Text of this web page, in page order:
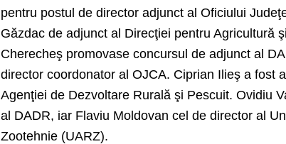
pentru postul de director adjunct al Oficiului
Găzdac de adjunct al Direcţiei pentru Agricultură
Cherecheş promovase concursul de adjunct al
director coordonator al OJCA. Ciprian Ilieş a fost
Agenţiei de Dezvoltare Rurală şi Pescuit. Ovidiu
al DADR, iar Flaviu Moldovan cel de director al
Zootehnie (UARZ).